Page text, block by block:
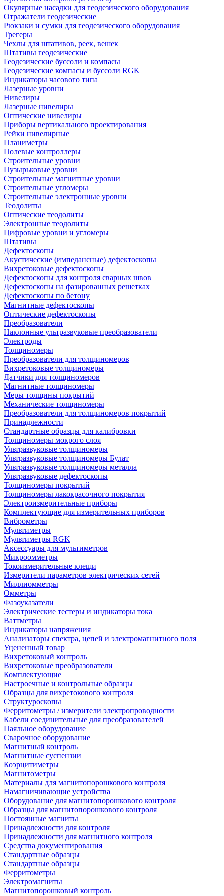
Окулярные насадки для геодезического оборудования
Отражатели геодезические
Рюкзаки и сумки для геодезического оборудования
Трегеры
Чехлы для штативов, реек, вешек
Штативы геодезические
Геодезические буссоли и компасы
Геодезические компасы и буссоли RGK
Индикаторы часового типа
Лазерные уровни
Нивелиры
Лазерные нивелиры
Оптические нивелиры
Приборы вертикального проектирования
Рейки нивелирные
Планиметры
Полевые контроллеры
Строительные уровни
Пузырьковые уровни
Строительные магнитные уровни
Строительные угломеры
Строительные электронные уровни
Теодолиты
Оптические теодолиты
Электронные теодолиты
Цифровые уровни и угломеры
Штативы
Дефектоскопы
Акустические (импедансные) дефектоскопы
Вихретоковые дефектоскопы
Дефектоскопы для контроля сварных швов
Дефектоскопы на фазированных решетках
Дефектоскопы по бетону
Магнитные дефектоскопы
Оптические дефектоскопы
Преобразователи
Наклонные ультразвуковые преобразователи
Электроды
Толщиномеры
Преобразователи для толщиномеров
Вихретоковые толщиномеры
Датчики для толщиномеров
Магнитные толщиномеры
Меры толщины покрытий
Механические толщиномеры
Преобразователи для толщиномеров покрытий
Принадлежности
Стандартные образцы для калибровки
Толщиномеры мокрого слоя
Ультразвуковые толщиномеры
Ультразвуковые толщиномеры Булат
Ультразвуковые толщиномеры металла
Ультразвуковые дефектоскопы
Толщиномеры покрытий
Толщиномеры лакокрасочного покрытия
Электроизмерительные приборы
Комплектующие для измерительных приборов
Виброметры
Мультиметры
Мультиметры RGK
Аксессуары для мультиметров
Микроомметры
Токоизмерительные клещи
Измерители параметров электрических сетей
Миллиомметры
Омметры
Фазоуказатели
Электрические тестеры и индикаторы тока
Ваттметры
Индикаторы напряжения
Анализаторы спектра, цепей и электромагнитного поля
Уцененный товар
Вихретоковый контроль
Вихретоковые преобразователи
Комплектующие
Настроечные и контрольные образцы
Образцы для вихретокового контроля
Структуроскопы
Ферритометры / измерители электропроводности
Кабели соединительные для преобразователей
Паяльное оборудование
Сварочное оборудование
Магнитный контроль
Магнитные суспензии
Коэрцитиметры
Магнитометры
Материалы для магнитопорошкового контроля
Намагничивающие устройства
Оборудование для магнитопорошкового контроля
Образцы для магнитопорошкового контроля
Постоянные магниты
Принадлежности для контроля
Принадлежности для магнитного контроля
Средства документирования
Стандартные образцы
Стандартные образцы
Ферритометры
Электромагниты
Магнитопорошковый контроль